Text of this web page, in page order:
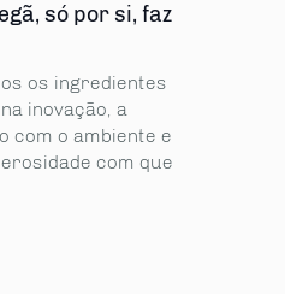
só por si, faz
os ingredientes
inovação, a
com o ambiente e
com que